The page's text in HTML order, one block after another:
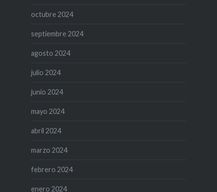
octubre 2024
septiembre 2024
agosto 2024
julio 2024
junio 2024
mayo 2024
abril 2024
marzo 2024
febrero 2024
enero 2024